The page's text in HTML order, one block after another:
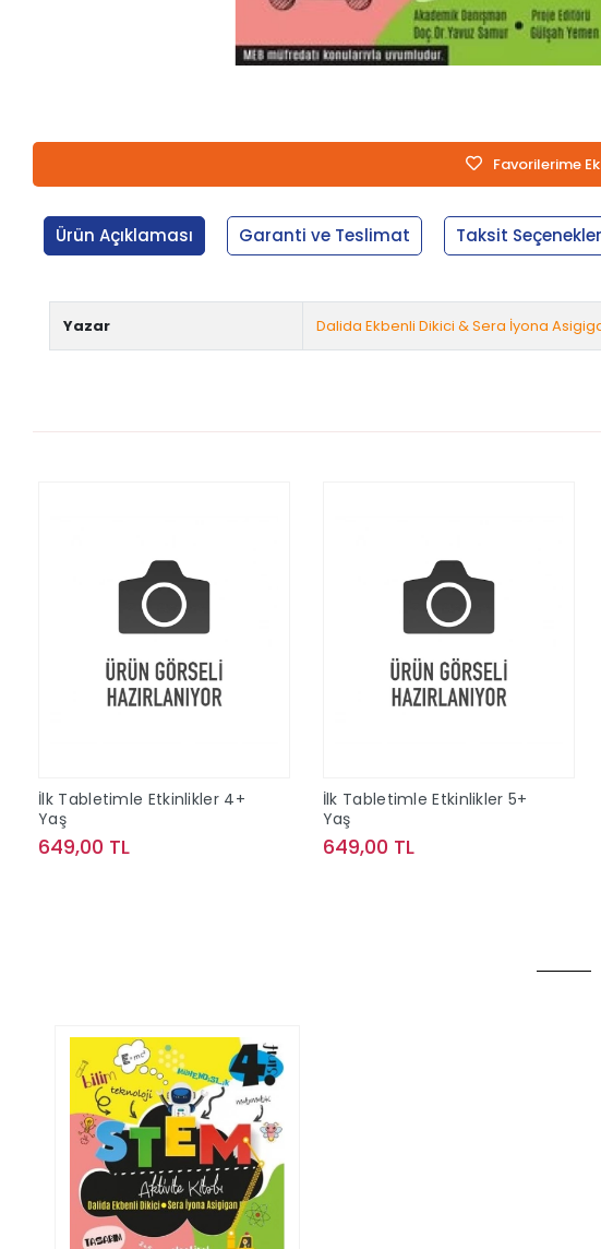
Favorilerime
Ürün Açıklaması Garanti ve Teslimat Taksit
Yazar Dalida Ekbenli Dikici & Sera İyona
İlk Tabletimle Etkinlikler 4+
Yaş
649,00 TL
İlk Tabletimle Etkinlikler 5+
Yaş
649,00 TL